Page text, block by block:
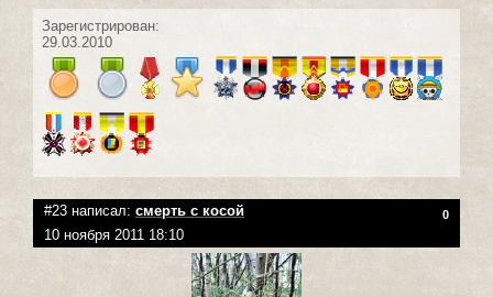
Зарегистрирован:
29.03.2010
#23 написал: смерть с косой 0
10 ноября 2011 18:10